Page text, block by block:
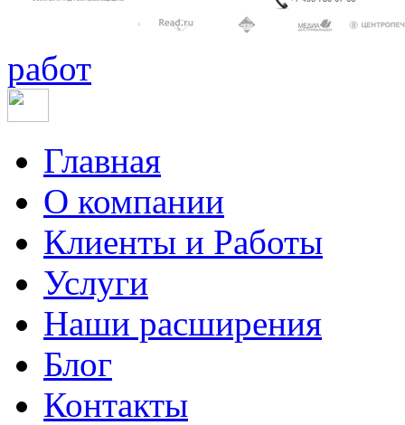
работ
Главная
О компании
Клиенты и Работы
Услуги
Наши расширения
Блог
Контакты